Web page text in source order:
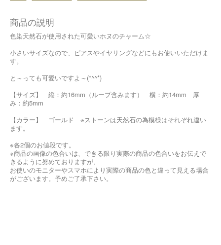
商品の説明
色染天然石が使用された可愛いホヌのチャーム☆
小さいサイズなので、ピアスやイヤリングなどにもお使いいただけま
す。
と～っても可愛いですよ～(*^^*)
【サイズ】 縦：約16mm（ループ含みます） 横：約14mm 厚
み：約5mm
【カラー】 ゴールド ※ストーンは天然石の為模様はそれぞれ違い
ます。
※各2個のお値段です。
※商品の画像の色合いは、できる限り実際の商品の色合いをお伝えで
きるように努めておりますが、
お使いのモニターやスマホにより実際の商品の色と違って見える場合
がございます。予めご了承下さい。